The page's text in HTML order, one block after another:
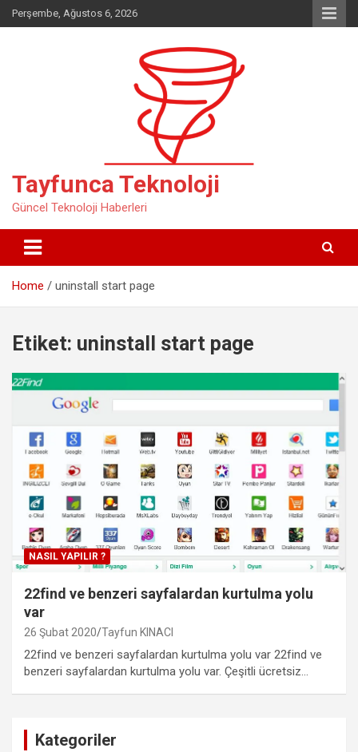
Skip
to
Perşembe, Ağustos 6, 2026
Tayfunca Teknoloji
Güncel Teknoloji Haberleri
Home uninstall start page
Etiket: uninstall start page
NASIL YAPILIR ?
22find ve benzeri sayfalardan kurtulma yolu
var
26 Şubat 2020 Tayfun KINACI
22find ve benzeri sayfalardan kurtulma yolu var 22find ve
benzeri sayfalardan kurtulma yolu var. Çeşitli ücretsiz…
Kategoriler